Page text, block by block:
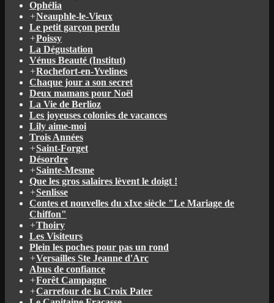
Ophélia
+Neauphle-le-Vieux
Le petit garçon perdu
+Poissy
La Dégustation
Vénus Beauté (Institut)
+Rochefort-en-Yvelines
Chaque jour a son secret
Deux mamans pour Noël
La Vie de Berlioz
Les joyeuses colonies de vacances
Lily aime-moi
Trois Années
+Saint-Forget
Désordre
+Sainte-Mesme
Que les gros salaires lèvent le doigt !
+Senlisse
Contes et nouvelles du xIxe siècle "Le Mariage de
Chiffon"
+Thoiry
Les Visiteurs
Plein les poches pour pas un rond
+Versailles Ste Jeanne d'Arc
Abus de confiance
+Forêt Campagne
+Carrefour de la Croix Pater